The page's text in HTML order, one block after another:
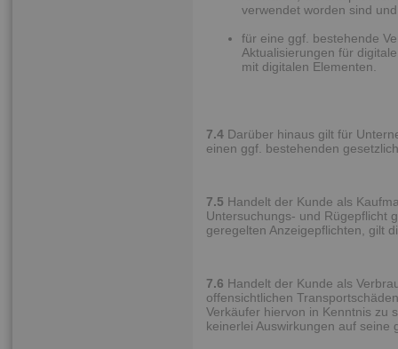
verwendet worden sind
für eine ggf. bestehende
Aktualisierungen für
mit digitalen Elementen.
7.4 Darüber hinaus gilt für
einen ggf. bestehenden
7.5 Handelt der Kunde als
Untersuchungs- und Rügepflicht
geregelten Anzeigepflichten, gilt
7.6 Handelt der Kunde als
offensichtlichen
Verkäufer hiervon in Kenntnis zu
keinerlei Auswirkungen auf